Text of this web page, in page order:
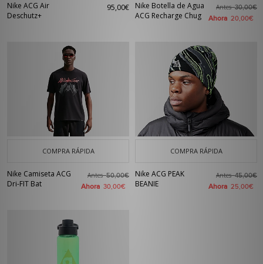
Nike ACG Air
Deschutz+
95,00€
Nike Botella de Agua
ACG Recharge Chug
Antes30,00€
Ahora 20,00€
COMPRA RÁPIDA
Nike Camiseta ACG
Dri-FIT Bat
Antes50,00€
Ahora 30,00€
COMPRA RÁPIDA
Nike ACG PEAK
BEANIE
Antes45,00€
Ahora 25,00€